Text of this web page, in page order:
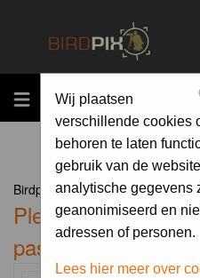
MENU
Wij plaatsen
verschillende cookies
behoren te laten
gebruik van de
analytische gegevens
geanonimiseerd en
adressen of personen.
Lees hier meer over
Birdpix.nl Forum Index
Please enter your
password to log in.